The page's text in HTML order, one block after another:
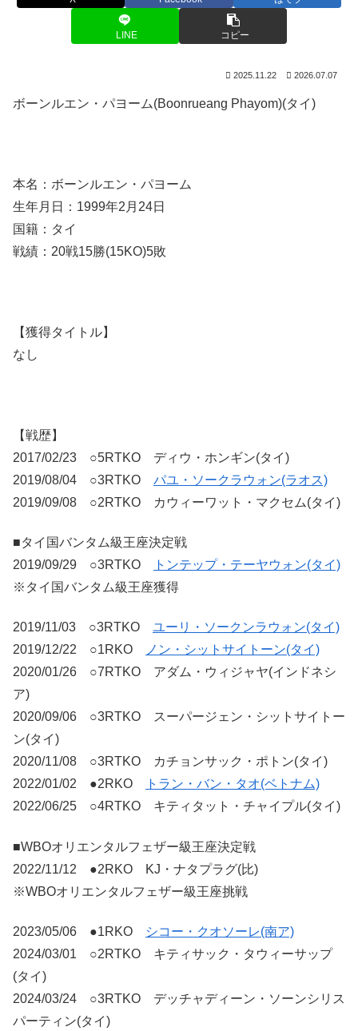
LINE コピー
2025.11.22 2026.07.07
ボーンルエン・パヨーム(Boonrueang Phayom)(タイ)
本名：ボーンルエン・パヨーム
生年月日：1999年2月24日
国籍：タイ
戦績：20戦15勝(15KO)5敗
【獲得タイトル】
なし
【戦歴】
2017/02/23 ○5RTKO ディウ・ホンギン(タイ)
2019/08/04 ○3RTKO パユ・ソークラウォン(ラオス)
2019/09/08 ○2RTKO カウィーワット・マクセム(タイ)
■タイ国バンタム級王座決定戦
2019/09/29 ○3RTKO
トンテップ・テーヤウォン(タイ)
※タイ国バンタム級王座獲得
2019/11/03 ○3RTKO ユーリ・ソークンラウォン(タイ)
2019/12/22 ○1RKO
ノン・シットサイトーン(タイ)
2020/01/26 ○7RTKO アダム・ウィジャヤ(インドネシ
ア)
2020/09/06 ○3RTKO スーパージェン・シットサイトー
ン(タイ)
2020/11/08 ○3RTKO カチョンサック・ポトン(タイ)
2022/01/02 ●2RKO
トラン・バン・タオ(ベトナム)
2022/06/25 ○4RTKO キティタット・チャイプル(タイ)
■WBOオリエンタルフェザー級王座決定戦
2022/11/12 ●2RKO KJ・ナタプラグ(比)
※WBOオリエンタルフェザー級王座挑戦
2023/05/06 ●1RKO
シコー・クオソーレ(南ア)
2024/03/01 ○2RTKO キティサック・タウィーサップ
(タイ)
2024/03/24 ○3RTKO デッチャディーン・ソーンシリス
パーティン(タイ)